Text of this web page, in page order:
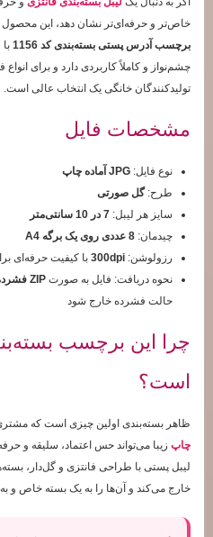
خاص‌تر و حرفه‌ای‌تر نشان دهد، این محصول
برچسب آدرس پستی بسته‌بندی کد 1156
چشم‌نواز و کاملاً کاربردی دارد و برای
تولیدکنندگان خانگی یک انتخاب عالی است.
مشخصات فایل
نوع فایل: JPG آماده چاپ
طرح:گل صورتی
سایز هر لیبل: 7 در 10 سانتی‌متر
چیدمان: 8 عددی روی یک برگه A4
رزولوشن: 300dpi با کیفیت حرفه‌ای
نحوه دریافت: فایل به صورت ZIP فشرده
حالت فشرده خارج شود
چرا این برچسب
است؟
ظاهر بسته‌بندی اولین چیزی است که
چاپ زیبا می‌تواند حس اعتماد، سلیقه و
لیبل پستی با طراحی فانتزی و گل‌دار،
خارج می‌کند و آن‌ها را به یک بسته خاص و